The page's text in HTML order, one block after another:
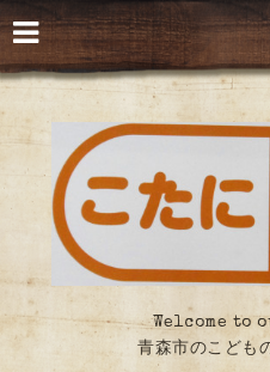
Welcome to
青森市のこども